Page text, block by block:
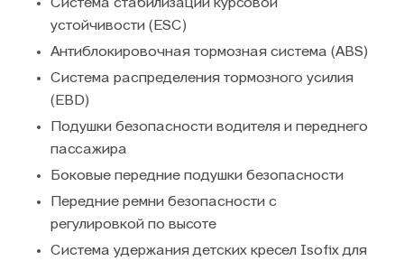
Система стабилизации курсовой
устойчивости (ESC)
Антиблокировочная тормозная система (ABS)
Система распределения тормозного усилия
(EBD)
Подушки безопасности водителя и переднего
пассажира
Боковые передние подушки безопасности
Передние ремни безопасности с
регулировкой по высоте
Система удержания детских кресел Isofix для